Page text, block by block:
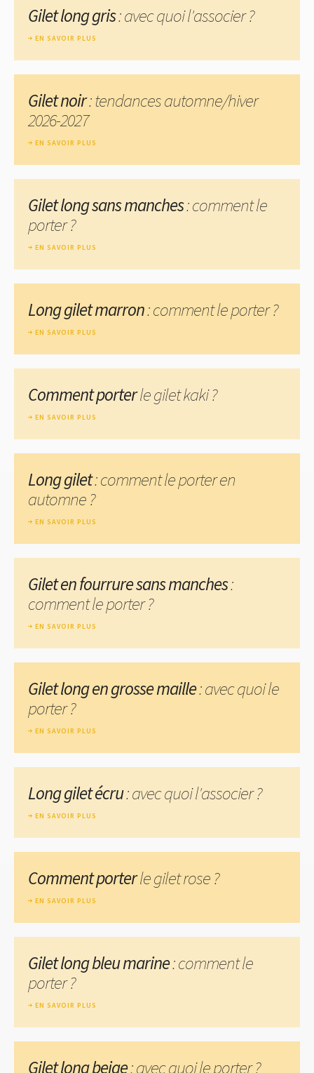
Gilet long gris: avec quoi l'associer ?
EN SAVOIR PLUS
Gilet noir: tendances automne/hiver
2026-2027
EN SAVOIR PLUS
Gilet long sans manches: comment le
porter ?
EN SAVOIR PLUS
Long gilet marron: comment le porter ?
EN SAVOIR PLUS
Comment porterle gilet kaki ?
EN SAVOIR PLUS
Long gilet: comment le porter en
automne ?
EN SAVOIR PLUS
Gilet en fourrure sans manches:
comment le porter ?
EN SAVOIR PLUS
Gilet long en grosse maille: avec quoi le
porter ?
EN SAVOIR PLUS
Long gilet écru: avec quoi l'associer ?
EN SAVOIR PLUS
Comment porterle gilet rose ?
EN SAVOIR PLUS
Gilet long bleu marine: comment le
porter ?
EN SAVOIR PLUS
Gilet long beige: avec quoi le porter ?